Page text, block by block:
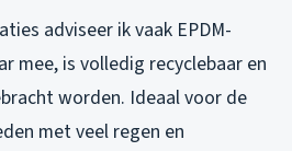
adviseer ik vaak EPDM-
mee, is volledig recyclebaar en
worden. Ideaal voor de
met veel regen en